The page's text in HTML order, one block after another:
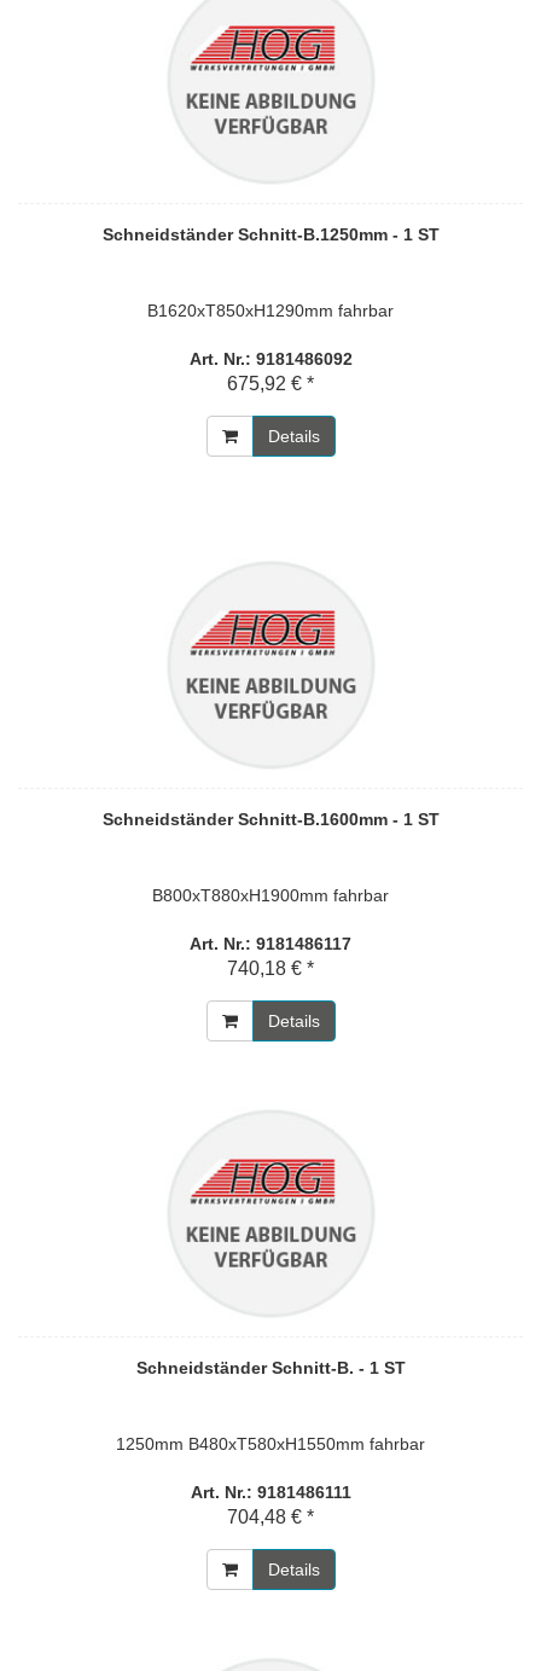
Schneidständer Schnitt-B.1250mm - 1 ST
B1620xT850xH1290mm fahrbar
Art. Nr.: 9181486092
675,92 € *
Details
Schneidständer Schnitt-B.1600mm - 1 ST
B800xT880xH1900mm fahrbar
Art. Nr.: 9181486117
740,18 € *
Details
Schneidständer Schnitt-B. - 1 ST
1250mm B480xT580xH1550mm fahrbar
Art. Nr.: 9181486111
704,48 € *
Details